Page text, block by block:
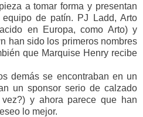
a tomar forma y presentan
de patín. PJ Ladd, Arto
en Europa, como Arto) y
han sido los primeros nombres
que Marquise Henry recibe
demás se encontraban en un
un sponsor serio de calzado
y ahora parece que han
lo mejor.